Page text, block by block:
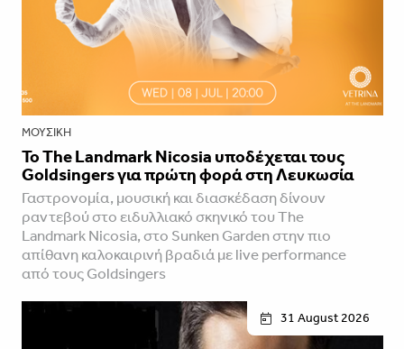
ΜΟΥΣΙΚΉ
Το The Landmark Nicosia υποδέχεται τους
Goldsingers για πρώτη φορά στη Λευκωσία
Γαστρονομία, μουσική και διασκέδαση δίνουν
ραντεβού στο ειδυλλιακό σκηνικό του The
Landmark Nicosia, στο Sunken Garden στην πιο
απίθανη καλοκαιρινή βραδιά με live performance
από τους Goldsingers
31 August 2026